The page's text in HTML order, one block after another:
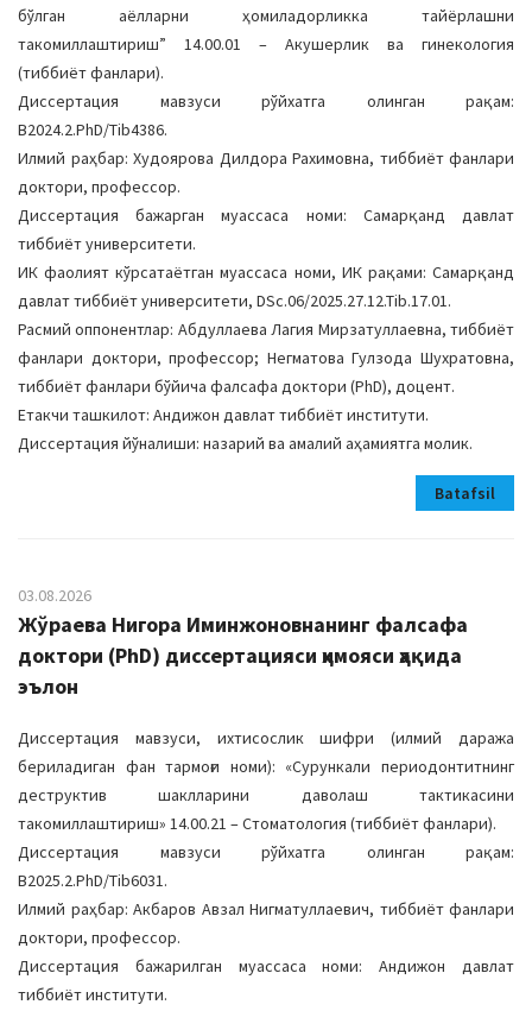
бўлган аёлларни ҳомиладорликка тайёрлашни
такомиллаштириш” 14.00.01 – Акушерлик ва гинекология
(тиббиёт фанлари).
Диссертация мавзуси рўйхатга олинган рақам:
В2024.2.PhD/Tib4386.
Илмий раҳбар: Худоярова Дилдора Рахимовна, тиббиёт фанлари
доктори, профессор.
Диссертация бажарган муассаса номи: Самарқанд давлат
тиббиёт университети.
ИК фаолият кўрсатаётган муассаса номи, ИК рақами: Самарқанд
давлат тиббиёт университети, DSc.06/2025.27.12.Tib.17.01.
Расмий оппонентлар: Абдуллаева Лагия Мирзатуллаевна, тиббиёт
фанлари доктори, профессор; Негматова Гулзода Шухратовна,
тиббиёт фанлари бўйича фалсафа доктори (PhD), доцент.
Етакчи ташкилот: Андижон давлат тиббиёт институти.
Диссертация йўналиши: назарий ва амалий аҳамиятга молик.
Batafsil
03.08.2026
Жўраева Нигора Иминжоновнанинг фалсафа
доктори (PhD) диссертацияси ҳимояси ҳақида
эълон
Диссертация мавзуси, ихтисослик шифри (илмий даража
бериладиган фан тармоғи номи): «Сурункали периодонтитнинг
деструктив шаклларини даволаш тактикасини
такомиллаштириш» 14.00.21 – Стоматология (тиббиёт фанлари).
Диссертация мавзуси рўйхатга олинган рақам:
B2025.2.PhD/Tib6031.
Илмий раҳбар: Акбаров Авзал Нигматуллаевич, тиббиёт фанлари
доктори, профессор.
Диссертация бажарилган муассаса номи: Андижон давлат
тиббиёт институти.